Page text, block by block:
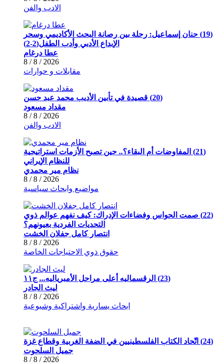
الادب والفن
(19) حنان إسماعيل: رحلة بين رصانة البحث الأكاديمي وسحر
الإبداع الأدبي وأدب الطفل(2-2)
عطا درغام
2026 / 8 / 8
مقابلات و حوارات
(20) قصيدة في تأبين الأديب محمد عبد حسن
مقداد مسعود
2026 / 8 / 8
الادب والفن
(21) المفاوضات أم البقاء؟.. حين تصبح الأزمات استراتيجية
للنظام الإيراني
نظام مير محمدي
2026 / 8 / 8
مواضيع وابحاث سياسية
(22) صمت الحواس وفضاءات الإدراك: كيف نفهم عوالم ذوي
التحديات الفردية بعيونهم؟
انتصار كامل جفلان الخشت
2026 / 8 / 8
حقوق ذوي الاحتياجات الخاصة
(23) الرقسماليه أعلى مراحل الأمبرياليه... ج١١
ليث الجادر
2026 / 8 / 8
ابحاث يسارية واشتراكية وشيوعية
(24) اتّحاد الكتاب الفلسطينيين في الضفة الغربية وقطاع غزة
جميل السلحوت
2026 / 8 / 8